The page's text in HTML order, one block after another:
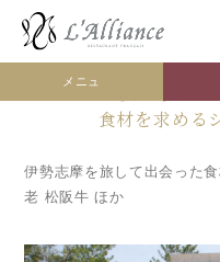
メニュ
014.
安心 安全
食材を求める
伊勢志摩を旅して出会った
老 松阪牛 ほか